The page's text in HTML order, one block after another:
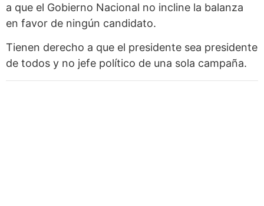
a que el Gobierno Nacional no incline la balanza
en favor de ningún candidato.
Tienen derecho a que el presidente sea presidente
de todos y no jefe político de una sola campaña.